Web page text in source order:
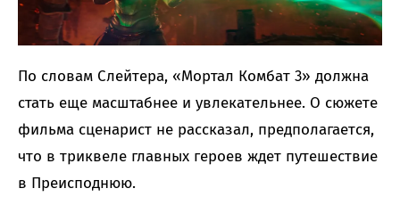
По словам Слейтера, «Мортал Комбат 3» должна
стать еще масштабнее и увлекательнее. О сюжете
фильма сценарист не рассказал, предполагается,
что в триквеле главных героев ждет путешествие
в Преисподнюю.